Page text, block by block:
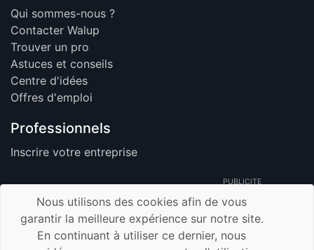
Qui sommes-nous ?
Contacter Walup
Trouver un pro
Astuces et conseils
Centre d'idées
Offres d'emploi
Professionnels
Inscrire votre entreprise
PUBLICITE
© 2026 Walup.be - Tous Droits Réservés -
Nous utilisons des cookies afin de vous
garantir la meilleure expérience sur notre site.
En continuant à utiliser ce dernier, nous